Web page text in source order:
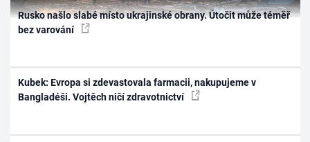
Rusko našlo slabé místo ukrajinské obrany. Útočit může téměř
bez varování
Kubek: Evropa si zdevastovala farmacii, nakupujeme v
Bangladéši. Vojtěch ničí zdravotnictví